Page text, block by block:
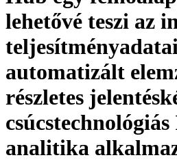
lehetővé teszi az
automatizált
részletes
analitika